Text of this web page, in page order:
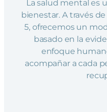
La salud mental es
bienestar. A través
5, ofrecemos un
basado en la
enfoque
acompañar a cada